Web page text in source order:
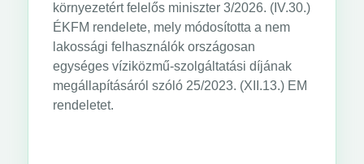
környezetért felelős miniszter 3/2026. (IV.30.)
ÉKFM rendelete, mely módosította a nem
lakossági felhasználók országosan
egységes víziközmű-szolgáltatási díjának
megállapításáról szóló 25/2023. (XII.13.) EM
rendeletet.